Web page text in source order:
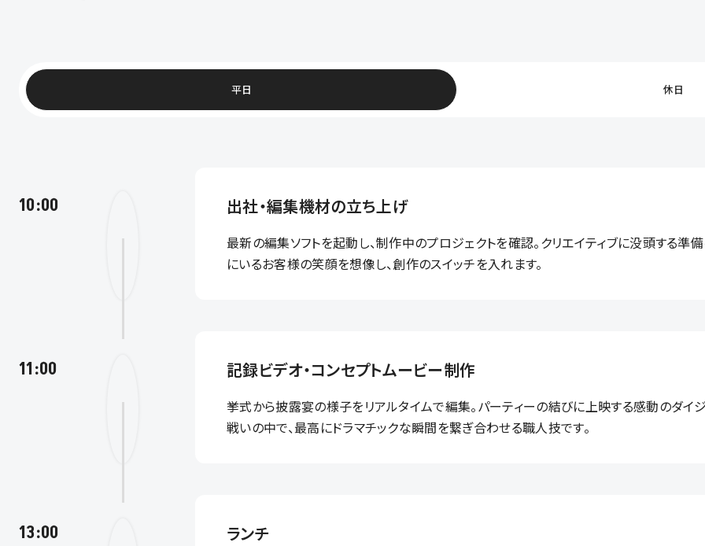
平日 休日
10:00 出社・編集機材の立ち上げ
最新の編集ソフトを起動し、制作中のプロジェクトを確認。クリエイティブに没頭する準
にいるお客様の笑顔を想像し、創作のスイッチを入れます。
11:00 記録ビデオ・コンセプトムービー制作
挙式から披露宴の様子をリアルタイムで編集。パーティーの結びに上映する感動のダイ
戦いの中で、最高にドラマチックな瞬間を繋ぎ合わせる職人技です。
13:00 ランチ